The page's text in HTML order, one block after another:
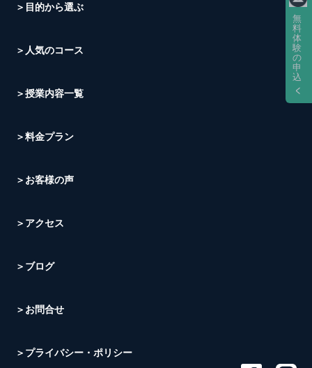
＞目的から選ぶ
＞人気のコース
＞授業内容一覧
＞料金プラン
＞お客様の声
＞アクセス
＞ブログ
＞お問合せ
＞プライバシー・ポリシー
無
料
体
験
の
申
込